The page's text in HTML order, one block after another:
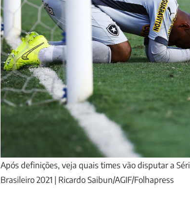
Após definições, veja quais times vão disputar a
Brasileiro 2021 | Ricardo Saibun/AGIF/Folhapress